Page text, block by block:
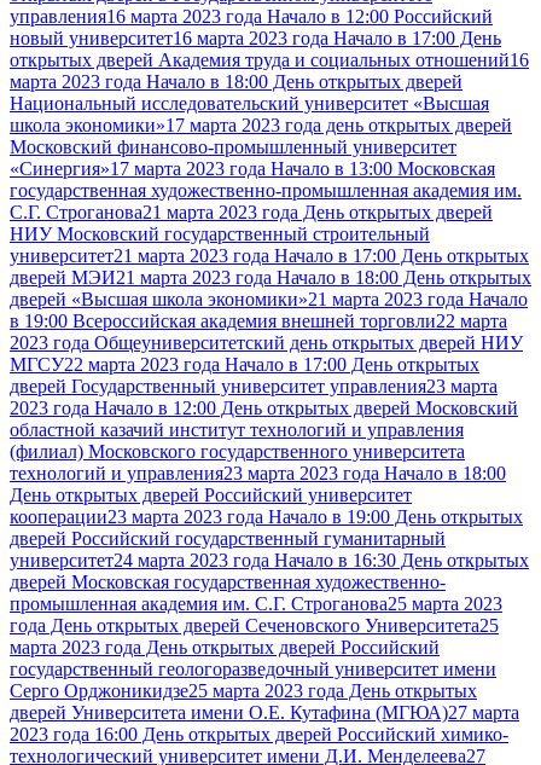
управления16 марта 2023 года Начало в 12:00 Российский
новый университет16 марта 2023 года Начало в 17:00 День
открытых дверей Академия труда и социальных отношений16
марта 2023 года Начало в 18:00 День открытых дверей
Национальный исследовательский университет «Высшая
школа экономики»17 марта 2023 года день открытых дверей
Московский финансово-промышленный университет
«Синергия»17 марта 2023 года Начало в 13:00 Московская
государственная художественно-промышленная академия им.
С.Г. Строганова21 марта 2023 года День открытых дверей
НИУ Московский государственный строительный
университет21 марта 2023 года Начало в 17:00 День открытых
дверей МЭИ21 марта 2023 года Начало в 18:00 День открытых
дверей «Высшая школа экономики»21 марта 2023 года Начало
в 19:00 Всероссийская академия внешней торговли22 марта
2023 года Общеуниверситетский день открытых дверей НИУ
МГСУ22 марта 2023 года Начало в 17:00 День открытых
дверей Государственный университет управления23 марта
2023 года Начало в 12:00 День открытых дверей Московский
областной казачий институт технологий и управления
(филиал) Московского государственного университета
технологий и управления23 марта 2023 года Начало в 18:00
День открытых дверей Российский университет
кооперации23 марта 2023 года Начало в 19:00 День открытых
дверей Российский государственный гуманитарный
университет24 марта 2023 года Начало в 16:30 День открытых
дверей Московская государственная художественно-
промышленная академия им. С.Г. Строганова25 марта 2023
года День открытых дверей Сеченовского Университета25
марта 2023 года День открытых дверей Российский
государственный геологоразведочный университет имени
Серго Орджоникидзе25 марта 2023 года День открытых
дверей Университета имени О.Е. Кутафина (МГЮА)27 марта
2023 года 16:00 День открытых дверей Российский химико-
технологический университет имени Д.И. Менделеева27